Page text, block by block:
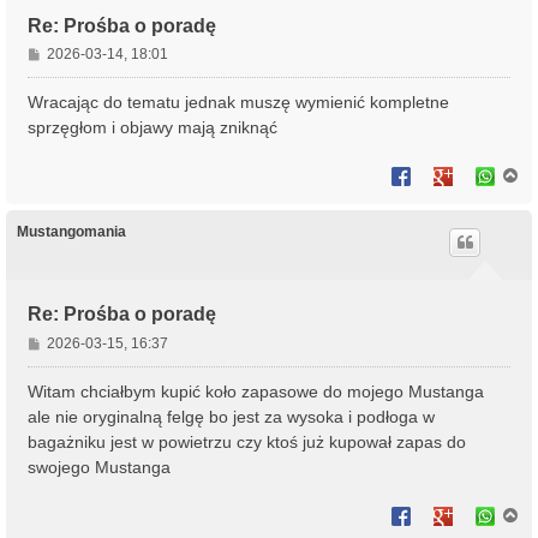
Re: Prośba o poradę
P
o
s
2026-03-14, 18:01
Wracając do tematu jednak muszę wymienić kompletne
sprzęgłom i objawy mają zniknąć
Mustangomania
Re: Prośba o poradę
P
o
s
2026-03-15, 16:37
Witam chciałbym kupić koło zapasowe do mojego Mustanga
ale nie oryginalną felgę bo jest za wysoka i podłoga w
bagażniku jest w powietrzu czy ktoś już kupował zapas do
swojego Mustanga